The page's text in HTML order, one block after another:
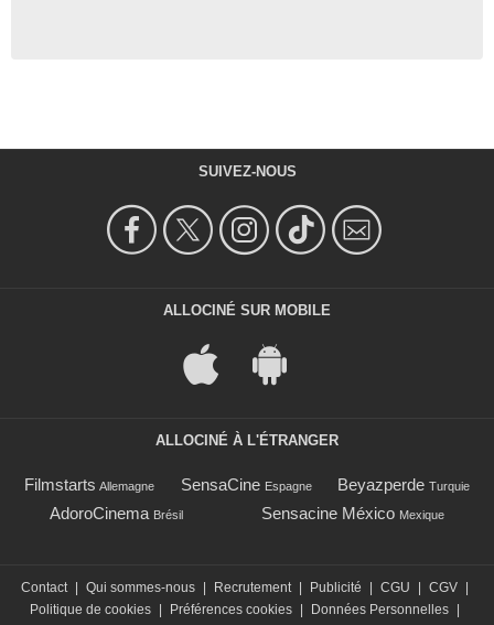
SUIVEZ-NOUS
ALLOCINÉ SUR MOBILE
ALLOCINÉ À L'ÉTRANGER
Filmstarts Allemagne SensaCine Espagne Beyazperde Turquie
AdoroCinema Brésil Sensacine México Mexique
Contact Qui sommes-nous Recrutement Publicité CGU CGV
Politique de cookies
Préférences cookies Données Personnelles